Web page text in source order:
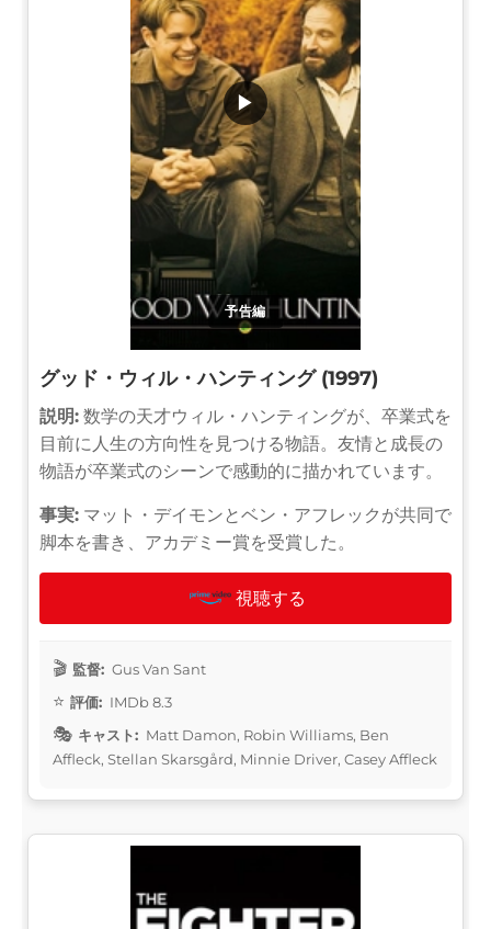
予告編
▶
グッド・ウィル・ハンティング (1997)
説明: 数学の天才ウィル・ハンティングが、卒業式を
目前に人生の方向性を見つける物語。友情と成長の
物語が卒業式のシーンで感動的に描かれています。
事実: マット・デイモンとベン・アフレックが共同で
脚本を書き、アカデミー賞を受賞した。
視聴する
監督: Gus Van Sant
評価: IMDb 8.3
キャスト: Matt Damon, Robin Williams, Ben
Affleck, Stellan Skarsgård, Minnie Driver, Casey Affleck